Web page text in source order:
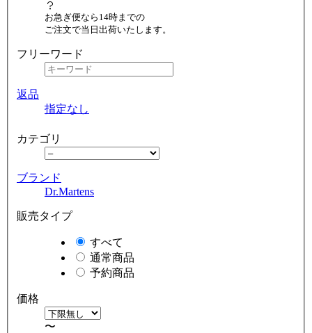
お急ぎ便なら14時までの
ご注文で当日出荷いたします。
フリーワード
返品
指定なし
カテゴリ
ブランド
Dr.Martens
販売タイプ
すべて
通常商品
予約商品
価格
〜